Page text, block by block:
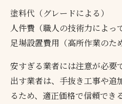
塗料代（グレードによる）
人件費（職人の技術力によっ
足場設置費用（高所作業のた
安すぎる業者には注意が必要
出す業者は、手抜き工事や追
るため、適正価格で信頼でき